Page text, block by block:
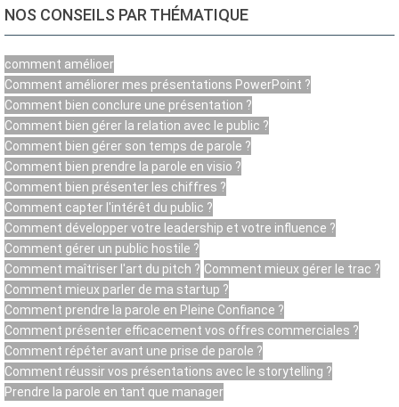
NOS CONSEILS PAR THÉMATIQUE
comment amélioer
Comment améliorer mes présentations PowerPoint ?
Comment bien conclure une présentation ?
Comment bien gérer la relation avec le public ?
Comment bien gérer son temps de parole ?
Comment bien prendre la parole en visio ?
Comment bien présenter les chiffres ?
Comment capter l'intérêt du public ?
Comment développer votre leadership et votre influence ?
Comment gérer un public hostile ?
Comment maîtriser l'art du pitch ? Comment mieux gérer le trac ?
Comment mieux parler de ma startup ?
Comment prendre la parole en Pleine Confiance ?
Comment présenter efficacement vos offres commerciales ?
Comment répéter avant une prise de parole ?
Comment réussir vos présentations avec le storytelling ?
Prendre la parole en tant que manager